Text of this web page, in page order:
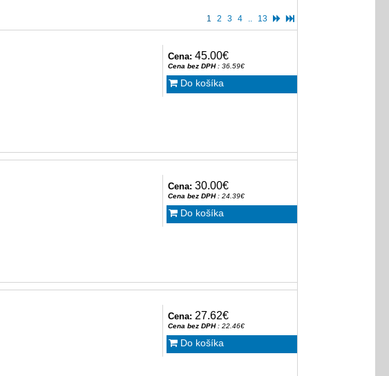
1 2 3 4 .. 13
Cena: 45.00€
Cena bez DPH: 36.59€
Do košíka
Cena: 30.00€
Cena bez DPH: 24.39€
Do košíka
Cena: 27.62€
Cena bez DPH: 22.46€
Do košíka